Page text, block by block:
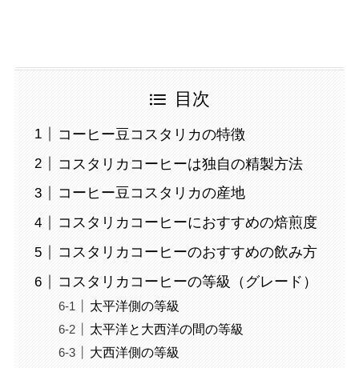
目次
コーヒー豆コスタリカの特徴
コスタリカコーヒーは独自の精製方法
コーヒー豆コスタリカの産地
コスタリカコーヒーにおすすめの焙煎度
コスタリカコーヒーのおすすめの飲み方
コスタリカコーヒーの等級（グレード）
太平洋側の等級
太平洋と大西洋の間の等級
大西洋側の等級